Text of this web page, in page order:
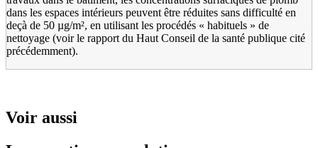
dans les espaces intérieurs peuvent être réduites sans difficulté en
deçà de 50 µg/m², en utilisant les procédés « habituels » de
nettoyage (voir le rapport du Haut Conseil de la santé publique cité
précédemment).
Voir aussi